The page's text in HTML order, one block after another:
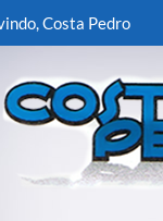
Costa Pedro